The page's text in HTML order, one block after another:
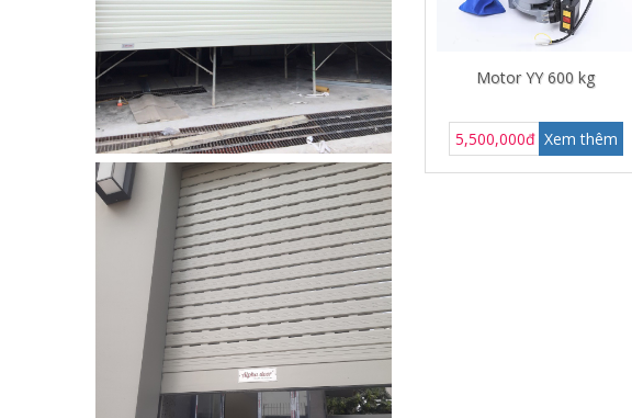
Motor YY 600 kg
5,500,000đ Xem thêm